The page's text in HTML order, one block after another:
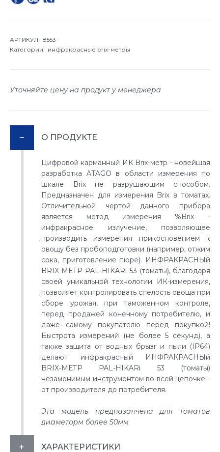
АРТИКУЛ: 8553
Категории: инфракрасные brix-метры
Уточняйте цену на продукт у менеджера
О ПРОДУКТЕ
Цифровой карманный ИК Brix-метр - новейшая
разработка ATAGO в области измерения по
шкале Brix не разрушающим способом.
Предназначен для измерения Brix в томатах.
Отличительной чертой данного прибора
является метод измерения %Brix -
инфракрасное излучение, позволяющее
производить измерения прикосновением к
овощу без пробоподготовки (например, отжим
сока, приготовление пюре). ИНФРАКРАСНЫй
BRIX-МЕТР PAL-HIKARi 53 (томаты), благодаря
своей уникальной технологии ИК-измерения,
позволяет контролировать спелость овоща при
сборе урожая, при таможенном контроле,
перед продажей конечному потребителю, и
даже самому покупателю перед покупкой!
Быстрота измерений (не более 5 секунд), а
также защита от водных брызг и пыли (IP64)
делают инфракрасный ИНФРАКРАСНЫй
BRIX-МЕТР PAL-HIKARi 53 (томаты)
незаменимым инструментом во всей цепочке -
от производителя до потребителя.
Эта модель предназанчена для томатов
диаметорм более 50мм
ХАРАКТЕРИСТИКИ